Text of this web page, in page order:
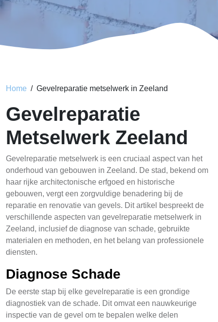
Home Gevelreparatie metselwerk in Zeeland
Gevelreparatie
Metselwerk Zeeland
Gevelreparatie metselwerk is een cruciaal aspect van het
onderhoud van gebouwen in Zeeland. De stad, bekend om
haar rijke architectonische erfgoed en historische
gebouwen, vergt een zorgvuldige benadering bij de
reparatie en renovatie van gevels. Dit artikel bespreekt de
verschillende aspecten van gevelreparatie metselwerk in
Zeeland, inclusief de diagnose van schade, gebruikte
materialen en methoden, en het belang van professionele
diensten.
Diagnose Schade
De eerste stap bij elke gevelreparatie is een grondige
diagnostiek van de schade. Dit omvat een nauwkeurige
inspectie van de gevel om te bepalen welke delen